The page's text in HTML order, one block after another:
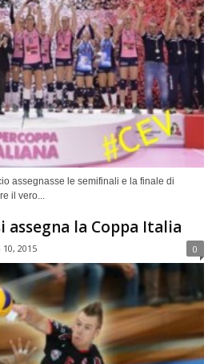
assegnasse le semifinali e la finale di
il vero...
assegna la Coppa Italia
10, 2015 0